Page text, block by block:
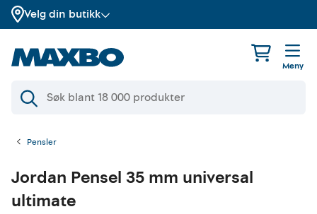
Velg din butikk
Meny
Pensler
Jordan Pensel 35 mm universal
ultimate